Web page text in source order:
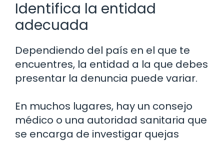
Identifica la entidad
adecuada
Dependiendo del país en el que te
encuentres, la entidad a la que debes
presentar la denuncia puede variar.
En muchos lugares, hay un consejo
médico o una autoridad sanitaria que
se encarga de investigar quejas